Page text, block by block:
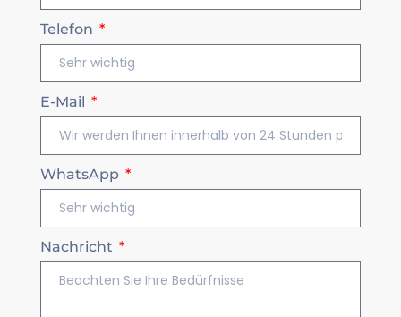
Telefon
E-Mail
WhatsApp
Nachricht